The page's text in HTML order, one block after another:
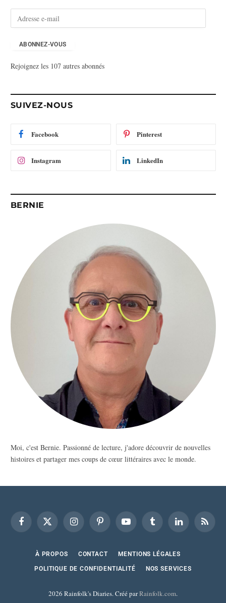
s
m
ABONNEZ-VOUS
Rejoignez les 107 autres abonnés
SUIVEZ-NOUS
Facebook Pinterest
Instagram LinkedIn
BERNIE
Moi, c'est Bernie. Passionné de lecture, j'adore découvrir de nouvelles
histoires et partager mes coups de cœur littéraires avec le monde.
FacebookX
InstagramPinterest YouTube Tumblr LinkedInRSS
À PROPOS CONTACT MENTIONS LÉGALES
POLITIQUE DE CONFIDENTIALITÉ NOS SERVICES
2026 Rainfolk's Diaries. Créé parRainfolk.com.